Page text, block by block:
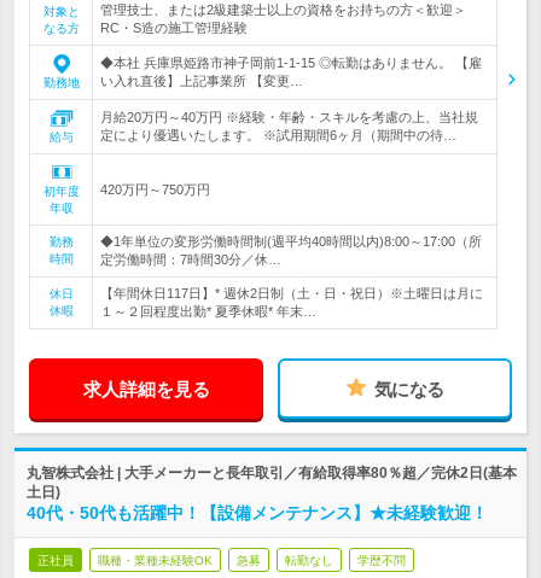
対象と
なる方
管理技士、または2級建築士以上の資格をお持ちの方＜歓迎＞
RC・S造の施工管理経験
勤務地
◆本社 兵庫県姫路市神子岡前1-1-15 ◎転勤はありません。 【雇
い入れ直後】上記事業所 【変更…
給与
月給20万円～40万円 ※経験・年齢・スキルを考慮の上、当社規
定により優遇いたします。 ※試用期間6ヶ月（期間中の待…
初年度
年収
420万円～750万円
勤務
時間
◆1年単位の変形労働時間制(週平均40時間以内)8:00～17:00（所
定労働時間：7時間30分／休…
休日
休暇
【年間休日117日】* 週休2日制（土・日・祝日）※土曜日は月に
１～２回程度出勤* 夏季休暇* 年末…
求人詳細を見る 気になる
丸智株式会社 | 大手メーカーと長年取引／有給取得率80％超／完休2日(基本
土日)
40代・50代も活躍中！【設備メンテナンス】★未経験歓迎！
正社員 職種・業種未経験OK 急募 転勤なし 学歴不問